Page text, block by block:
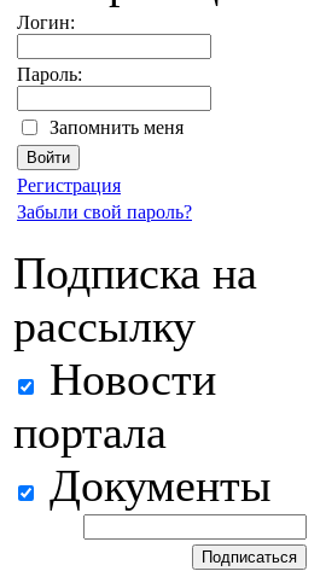
Логин:
Пароль:
Запомнить меня
Регистрация
Забыли свой пароль?
Подписка на
рассылку
Новости
портала
Документы